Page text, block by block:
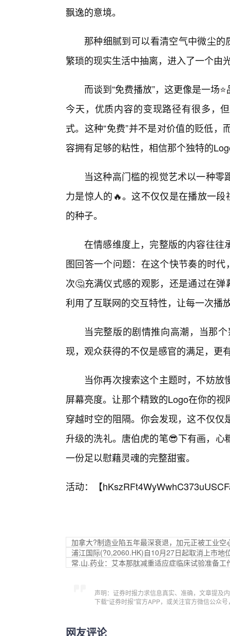
飘逸的意境。
那种细腻到可以看清空气中微尘的
繁琐的现实生活中抽离，进入了一个由
而谈到“免费播放”，这更像是一场
今天，优质内容的变现路径有很多，
式。这种“免费”并不是对价值的贬低
容拥有足够的粘性，相信那个独特的
当这种高门槛的视觉艺术以一种
力是惊人的🔥。这不仅仅是在播放一
的种子。
在情感维度上，完整版的内容往往
图回答一个问题：在这个快节奏的时
次🤔充满仪式感的观影，还是通过在
利用了互联网的交互特性，让每一次播
当完整版的剧情推向高潮，当那
现，观众获得的不仅是感官的满足，更
当你再次搜索这个主题时，不妨
屏幕亮度。让那个精致的Logo在你的
穿越时空的阻隔。你会发现，这不仅
升级的洗礼。唐伯虎的笔😎下有画，
一份足以慰藉灵魂的完整甜蜜。
活动：【
加拿大?制造业陷五年最深衰退，加元正被工业空
浦江国际(?0,2060.HK)自10月27日起取消上市地
常.山.药业：艾本那肽减重适应症临床试验准备工
声明：证券时报力求信息真实、准确，文章提及
下载“证券时报”官方APP，或关注官方微信公众
网友评论